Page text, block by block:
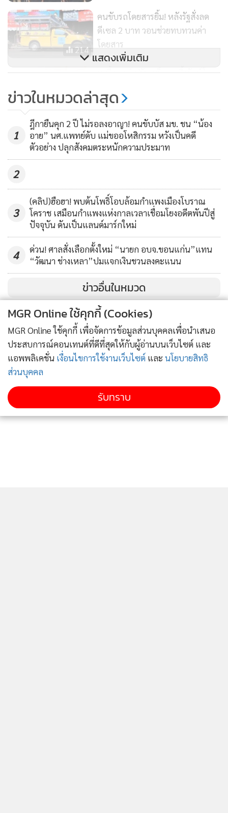
น.ส.เอไม่มีเงินติดตัวสักบาท ตนจึงพาขี่รถ จยย.มาที่บ้านตนเอง
ก่อนซึ่งอยู่คนละตำบล เพื่อมาปรึกษากับแม่ว่าจะช่วยยังไง ก่อน
จะประสานหน่วยกู้ภัยฯ ช่วยเหลือ แม้ตนจะเป็นญาติของนาย
เจมส์ แต่ไม่ได้เห็นด้วยกับการกระทำแบบนี้ สงสาร น.ส.เอ เพราะ
ขนาดตอนคลอดก็ไม่มีเงินสักบาท ยังดีที่ รพ.ให้ใช้สิทธิ 30 บาท
จากนั้นผู้สื่อข่าวได้เดินทางไปยังบ้านที่ น.ส.เอ อาศัยอยู่กับสามี
แต่พบบ้านปิดไม่มีใครอยู่ จึงได้ไปสอบถาม เพื่อนบ้าน บอกว่า
เห็น น.ส.เอ มาอยู่กินกับนายเจมส์ได้ประมาณปีกว่าแล้ว ที่ผ่าน
มา น.ส.เอจะชอบมาเล่าให้ฟังว่าสามีน้องเวลาหลอนยาบ้าจะชอบ
ทำร้ายร่างกาย บางครั้งขู่ฆ่า ที่ผ่านมา น.ส.เอ เคยมาขอยืมเงินไป
ซื้อแพมเพิร์ส เพราะไม่มีเงิน ตนสงสารให้ยืมเห็นว่ามีลูกน้อย บาง
สงสารเพราะ น.ส.เออายุยังน้อย แล้วยังมามีลูกอีก
214
คนขับรถโดยสารยิ้ม! หลังรัฐสั่งลด
ดีเซล 2 บาท วอนช่วยทบทวนค่า
โดยสาร
257
เบบี้ มายด์ ปรับแพ็คเกจจิ้งรักษ์โลก
แสดงเพิ่มเติม
ข่าวในหมวดล่าสุด
1
ฎีกายืนคุก 2 ปี ไม่รอลงอาญา! คนขับบัส มข. ชน “น้อง
อาย” นศ.แพทย์ดับ แม่ขออโหสิกรรม หวังเป็นคดี
ตัวอย่าง ปลุกสังคมตระหนักความประมาท
2
3
(คลิป)ฮือฮา! พบต้นโพธิ์โอบล้อมกำแพงเมืองโบราณ
โคราช เสมือนกำแพงแห่งกาลเวลาเชื่อมโยงอดีตพันปีสู่
ปัจจุบัน ดันเป็นแลนด์มาร์กใหม่
4
ด่วน! ศาลสั่งเลือกตั้งใหม่ “นายก อบจ.ขอนแก่น”แทน
“วัฒนา ช่างเหลา”ปมแจกเงินชวนลงคะแนน
ข่าวอื่นในหมวด
MGR Online ใช้คุกกี้ (Cookies)
MGR Online ใช้คุกกี้ เพื่อจัดการข้อมูลส่วนบุคคลเพื่อนำเสนอ
ประสบการณ์คอนเทนต์ที่ดีที่สุดให้กับผู้อ่านบนเว็บไซต์ และ
แอพพลิเคชั่น เงื่อนไขการใช้งานเว็บไซต์ และ นโยบายสิทธิ
ส่วนบุคคล
รับทราบ